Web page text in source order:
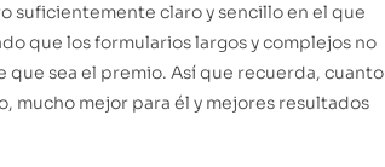
suficientemente claro y sencillo en el que
que los formularios largos y complejos no
sea el premio. Así que recuerda, cuanto
mucho mejor para él y mejores resultados